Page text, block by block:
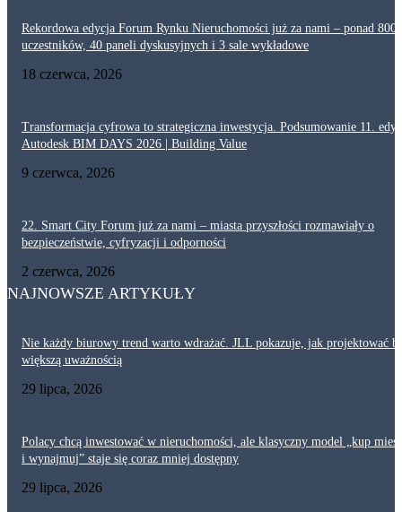
Rekordowa edycja Forum Rynku Nieruchomości już za nami – ponad 800
uczestników, 40 paneli dyskusyjnych i 3 sale wykładowe
18 czerwca, 2026
Transformacja cyfrowa to strategiczna inwestycja. Podsumowanie 11.
Autodesk BIM DAYS 2026 | Building Value
9 czerwca, 2026
22. Smart City Forum już za nami – miasta przyszłości rozmawiały o
bezpieczeństwie, cyfryzacji i odporności
2 czerwca, 2026
NAJNOWSZE ARTYKUŁY
Nie każdy biurowy trend warto wdrażać. JLL pokazuje, jak projektować
większą uważnością
29 lipca, 2026
Polacy chcą inwestować w nieruchomości, ale klasyczny model „kup
i wynajmuj” staje się coraz mniej dostępny
29 lipca, 2026